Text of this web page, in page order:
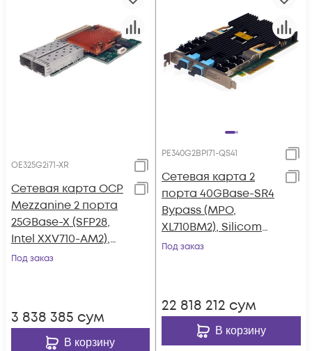
OE325G2i71-XR
Сетевая карта OCP
Mezzanine 2 порта
25GBase-X (SFP28,
Intel XXV710-AM2),
Silicom OE325G2i71-
Под заказ
3 838 385 сум
В корзину
PE340G2BPI71-QS41
Сетевая карта 2
порта 40GBase-SR4
Bypass (MPO,
XL710BM2), Silicom
PE340G2BPI71-QS41
Под заказ
22 818 212 сум
В корзину